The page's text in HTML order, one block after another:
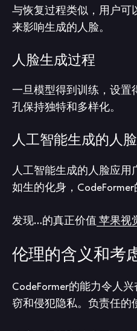
与恢复过程类似，用户可
来影响生成的人脸。
人脸生成过程
一旦模型得到训练，设置
孔保持独特和多样化。
人工智能生成的人
人工智能生成的人脸应用
如生的化身，
发现…的真正价值 苹果视
伦理的含义和考
CodeFormer的能力令人
窃和侵犯隐私。负责任的